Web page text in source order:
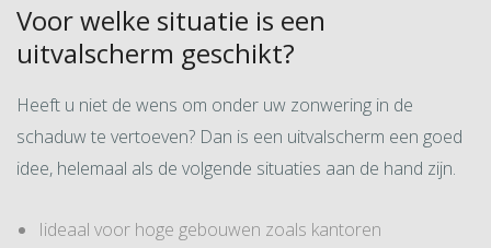
Voor welke situatie is een
uitvalscherm geschikt?
Heeft u niet de wens om onder uw zonwering in de
schaduw te vertoeven? Dan is een uitvalscherm een goed
idee, helemaal als de volgende situaties aan de hand zijn.
Iideaal voor hoge gebouwen zoals kantoren